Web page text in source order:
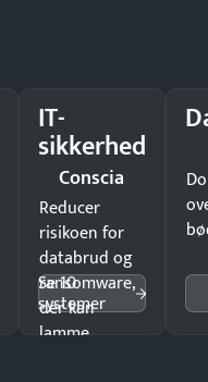
IT-
sikkerhed
Conscia
Reducer
risikoen for
databrud og
ransomware,
der kan
lamme
Se 10
systemer